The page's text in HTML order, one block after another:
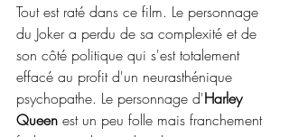
Tout est raté dans ce film. Le personnage
du Joker a perdu de sa complexité et de
son côté politique qui s'est totalement
effacé au profit d'un neurasthénique
psychopathe. Le personnage d'Harley
Queen est un peu folle mais franchement